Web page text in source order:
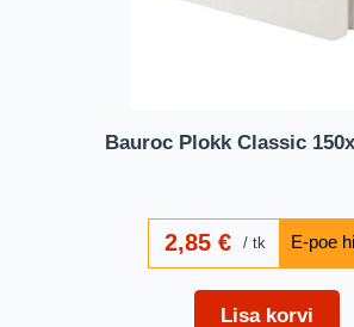
Bauroc Plokk Classic
2,85€ tk
Lisa korvi